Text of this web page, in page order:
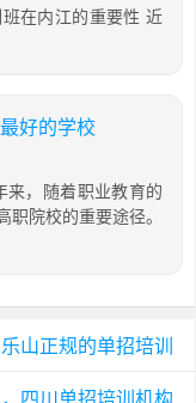
在内江的重要性 近
好的学校
来，随着职业教育的
院校的重要途径。
山正规的单招培训
四川单招培训机构